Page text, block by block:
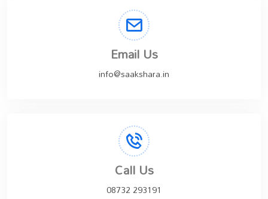
Email Us
info@saakshara.in
Call Us
08732 293191